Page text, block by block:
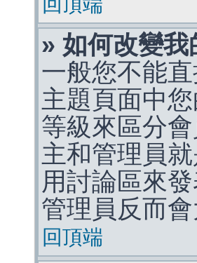
» 如何改變我
一般您不能
主題頁面中
等級來區分
主和管理員
用討論區來
管理員反而
回頂端